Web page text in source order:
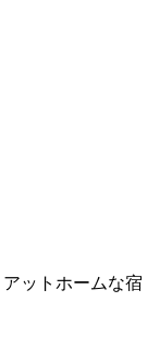
ットホームな宿